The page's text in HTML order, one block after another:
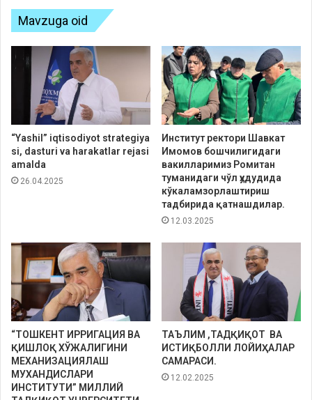
Mavzuga oid
“Yashil” iqtisodiyot strategiya
si, dasturi va harakatlar rejasi
amalda
26.04.2025
Институт ректори Шавкат
Имомов бошчилигидаги
вакилларимиз Ромитан
туманидаги чўл ҳудудида
кўкаламзорлаштириш
тадбирида қатнашдилар.
12.03.2025
“TOШКЕНТ ИРРИГАЦИЯ ВА
ҚИШЛОҚ ХЎЖАЛИГИНИ
МЕХАНИЗАЦИЯЛАШ
МУХАНДИСЛАРИ
ИНСТИТУТИ” МИЛЛИЙ
ТАЪЛИМ ,ТАДҚИҚОТ ВА
ИСТИҚБОЛЛИ ЛОЙИҲАЛАР
САМАРАСИ.
12.02.2025